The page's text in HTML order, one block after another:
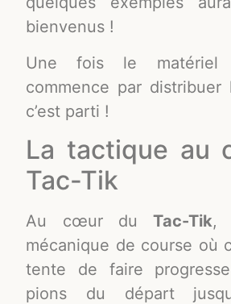
bienvenus !
Une fois le matériel
commence par
c’est parti !
La tactique au
Tac-Tik
Au cœur duTac-Tik,
mécanique de course où
tente de faire
pions du départ